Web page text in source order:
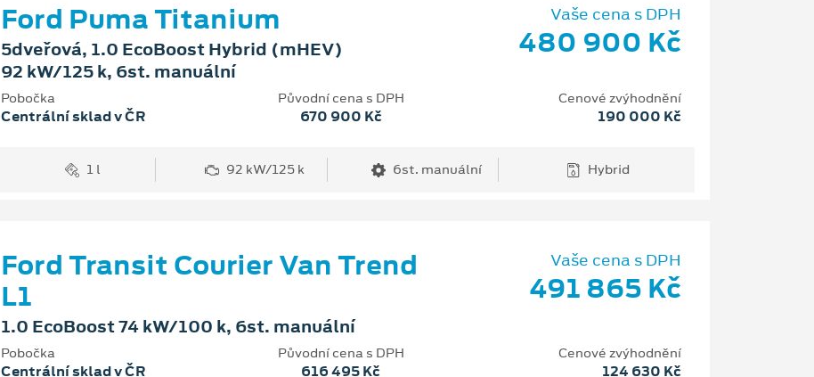
Ford Puma Titanium
5dveřová, 1.0 EcoBoost Hybrid (mHEV)
92 kW/125 k, 6st. manuální
Vaše cena s DPH
480 900 Kč
Pobočka
Centrální sklad v ČR
Původní cena s DPH
670 900 Kč
Cenové zvýhodnění
190 000 Kč
1 l 92 kW/125 k 6st. manuální Hybrid
Ford Transit Courier Van Trend
L1
1.0 EcoBoost 74 kW/100 k, 6st. manuální
Vaše cena s DPH
491 865 Kč
Pobočka
Centrální sklad v ČR
Původní cena s DPH
616 495 Kč
Cenové zvýhodnění
124 630 Kč